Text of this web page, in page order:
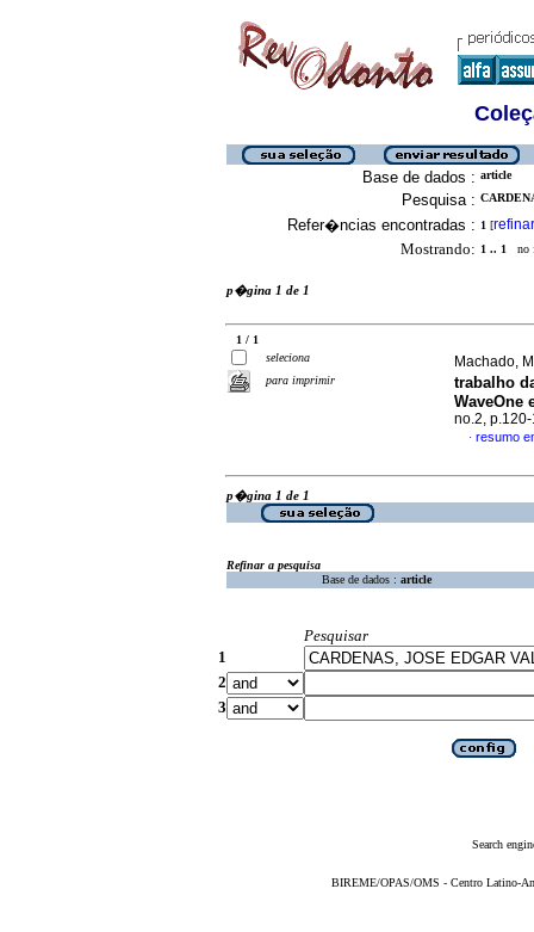
Base de dados : article
Pesquisa :
Refer�ncias encontradas : 1 [refinar
Mostrando: 1 .. 1 no
p�gina 1 de 1
1 / 1
seleciona
para imprimir
Machado,
trabalho
WaveOne
no.2,
· resumo
p�gina 1 de 1
Refinar a pesquisa
Base de dados : article
Pesquisar
1
2
3
Search
BIREME/OPAS/OMS - Centro Latino-